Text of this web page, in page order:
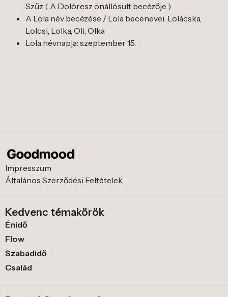
Szűz ( A Dolóresz önállósult becézője )
A Lola név becézése / Lola becenevei: Lolácska,
Lolcsi, Lolka, Oli, Olka
Lola névnapja: szeptember 15.
Impresszum
Általános Szerződési Feltételek
Kedvenc témakörök
Énidő
Flow
Szabadidő
Család